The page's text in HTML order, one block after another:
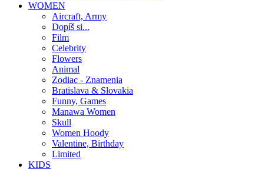
WOMEN
Aircraft, Army
Dopíš si...
Film
Celebrity
Flowers
Animal
Zodiac - Znamenia
Bratislava & Slovakia
Funny, Games
Manawa Women
Skull
Women Hoody
Valentine, Birthday
Limited
KIDS